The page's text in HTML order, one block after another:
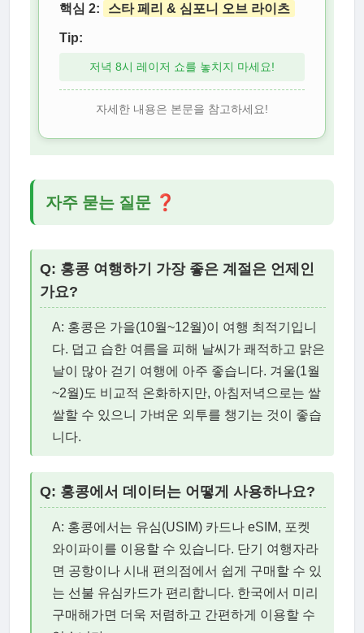
핵심 2: 스타 페리 & 심포니 오브 라이츠
Tip:
저녁 8시 레이저 쇼를 놓치지 마세요!
자세한 내용은 본문을 참고하세요!
자주 묻는 질문 ❓
Q: 홍콩 여행하기 가장 좋은 계절은 언제인
가요?
A: 홍콩은 가을(10월~12월)이 여행 최적기입니
다. 덥고 습한 여름을 피해 날씨가 쾌적하고 맑은
날이 많아 걷기 여행에 아주 좋습니다. 겨울(1월
~2월)도 비교적 온화하지만, 아침저녁으로는 쌀
쌀할 수 있으니 가벼운 외투를 챙기는 것이 좋습
니다.
Q: 홍콩에서 데이터는 어떻게 사용하나요?
A: 홍콩에서는 유심(USIM) 카드나 eSIM, 포켓
와이파이를 이용할 수 있습니다. 단기 여행자라
면 공항이나 시내 편의점에서 쉽게 구매할 수 있
는 선불 유심카드가 편리합니다. 한국에서 미리
구매해가면 더욱 저렴하고 간편하게 이용할 수